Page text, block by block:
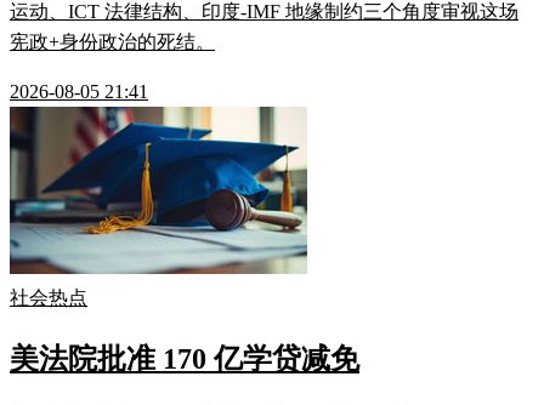
运动、ICT 法律结构、印度-IMF 地缘制约三个角度审视这场
宪政+身份政治的死结。
2026-08-05 21:41
社会热点
美法院批准 170 亿学贷减免